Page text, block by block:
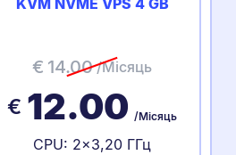
€ 14.00 /Місяць
€ 12.00 /Місяць
CPU: 2x3,20 ГГц